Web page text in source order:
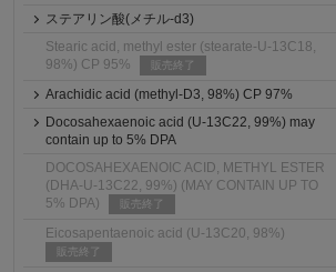
ステアリン酸(メチル-d3)
Stearic acid, methyl ester (stearate-U-13C18,
98%) CP 95%
販売終了
Arachidic acid (methyl-D3, 98%) CP 97%
Docosahexaenoic acid (U-13C22, 99%) may
contain up to 5% DPA
DOCOSAHEXAENOIC ACID, METHYL ESTER
(DHA-U-13C22, 99%) (MAY CONTAIN UP TO
5% DPA)
販売終了
Eicosapentaenoic acid (U-13C20, 98%)
販売終了